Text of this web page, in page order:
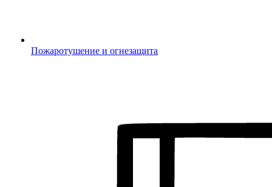
Пожаротушение и огнезащита